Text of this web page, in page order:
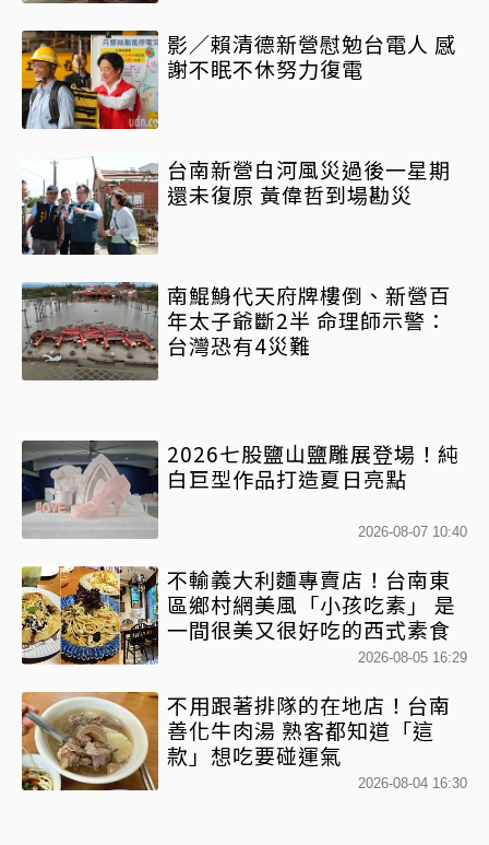
影／賴清德新營慰勉台電人 感
謝不眠不休努力復電
台南新營白河風災過後一星期
還未復原 黃偉哲到場勘災
南鯤鯓代天府牌樓倒、新營百
年太子爺斷2半 命理師示警：
台灣恐有4災難
2026七股鹽山鹽雕展登場！純
白巨型作品打造夏日亮點
2026-08-07 10:40
不輸義大利麵專賣店！台南東
區鄉村網美風「小孩吃素」 是
一間很美又很好吃的西式素食
2026-08-05 16:29
不用跟著排隊的在地店！台南
善化牛肉湯 熟客都知道「這
款」想吃要碰運氣
2026-08-04 16:30